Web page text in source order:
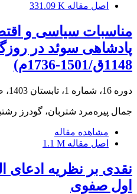
اصل مقاله 331.09 K
مناسبات سیاسی و
1148ق/1501-1736م)
دوره 16، شماره 1، تابستان 1403، صفحه
جمال پیره‌مرد شتربان، گودرز
مشاهده مقاله
اصل مقاله 1.1 M
نقدی بر نظریه ادعای
اول صفوی